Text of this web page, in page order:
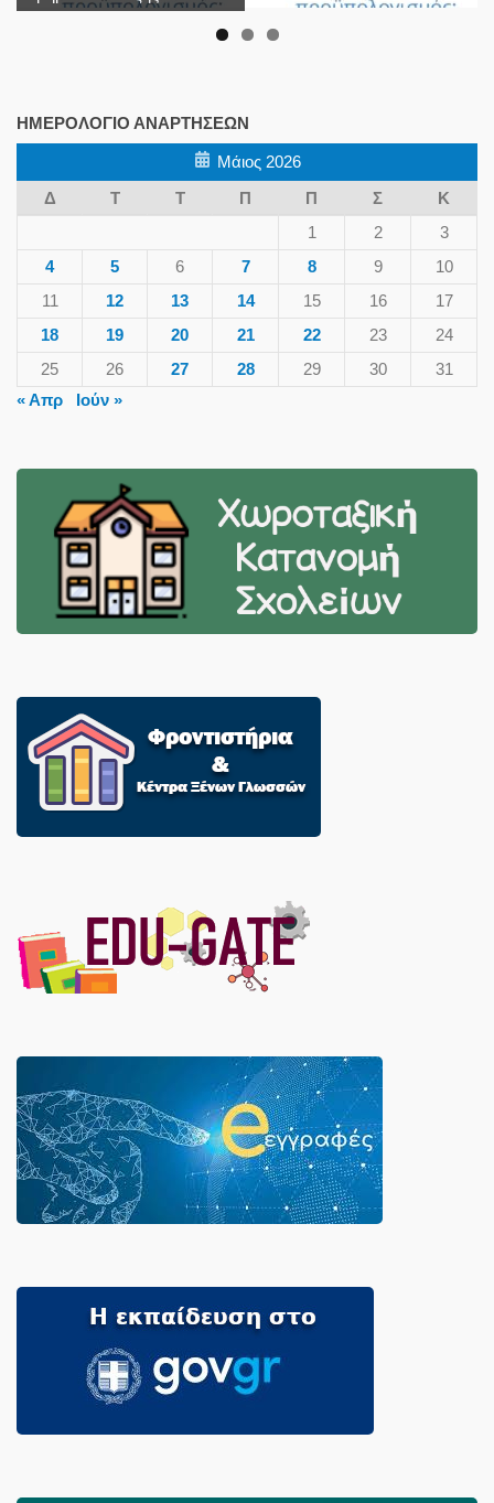
ΗΜΕΡΟΛΌΓΙΟ ΑΝΑΡΤΉΣΕΩΝ
Μάιος 2026
Δ
Τ Τ Π Π Σ
Κ
1
2
3
4
5 6 7 8 9
10
11
12 13 14 15 16
17
18
19 20 21 22 23
24
25
26 27 28 29 30
31
« Απρ
Ιούν »